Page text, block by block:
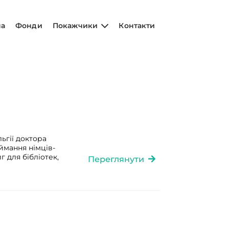
Фонди Покажчики Контакти
доктора
німців-
для бібліотек,
Переглянути